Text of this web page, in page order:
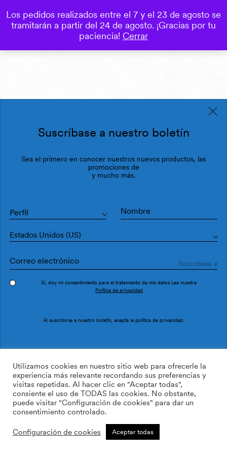
0
Ref. M3049-1
113.64$ /m2
Suscríbase a nuestro boletín
Sea el primero en conocer nuestros nuevos productos, las
promociones de
y mucho más.
Perfil
Estados Unidos (US)
Sí, doy mi consentimiento para el tratamiento de mis datos Lea nuestra
Política de privacidad
Al suscribirse a nuestro boletín, acepta la política de privacidad
Utilizamos cookies en nuestro sitio web para ofrecerle la
experiencia más relevante recordando sus preferencias y
visitas repetidas. Al hacer clic en "Aceptar todas",
consiente el uso de TODAS las cookies. No obstante,
puede visitar "Configuración de cookies" para dar un
consentimiento controlado.
Configuración de cookies Aceptar todas
Los pedidos realizados entre el 7 y el 23 de agosto se
tramitarán a partir del 24 de agosto. ¡Gracias por tu
paciencia! Cerrar